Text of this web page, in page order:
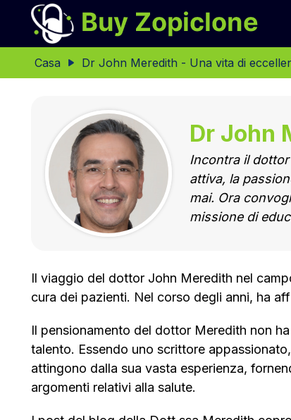
Casa Dr John Meredith - Una vita di
Dr John
Incontra il
attiva, la
mai. Ora
missione di
Il viaggio del dottor John Meredith nel
cura dei pazienti. Nel corso degli anni, ha
Il pensionamento del dottor Meredith non
talento. Essendo uno scrittore
attingono dalla sua vasta esperienza,
argomenti relativi alla salute.